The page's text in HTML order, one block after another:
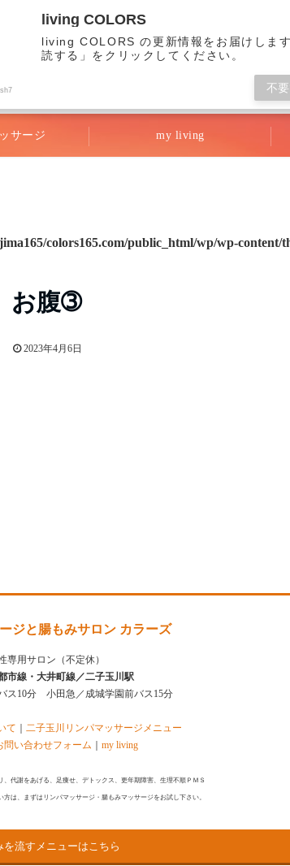
サージ my living
colors165.com/public_html/wp/wp-content/
お腹➂
2023年4月6日
ジと腸もみサロン カラーズ
専用サロン（不定休）
市線・大井町線／二子玉川駅
ス10分 小田急／成城学園前バス15分
て
二子玉川リンパマッサージメニュー
問い合わせフォーム
my living
、代謝をあげる、足痩せ、デトックス、更年期障害、生理不順ＰＭＳ
は、まずはリンパマッサージ・腸もみマッサージをお試し下さい。
を流すメニューはこちら
living COLORS
living COLORS の更新情報をお届けしま
読する」をクリックしてください。
不